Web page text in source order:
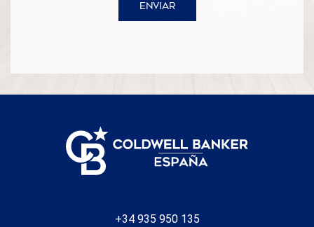
ENVIAR
+34 935 950 135